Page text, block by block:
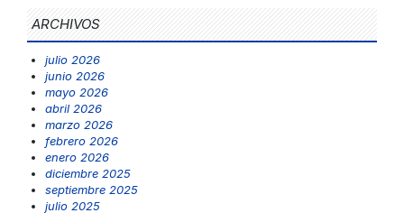
ARCHIVOS
julio 2026
junio 2026
mayo 2026
abril 2026
marzo 2026
febrero 2026
enero 2026
diciembre 2025
septiembre 2025
julio 2025